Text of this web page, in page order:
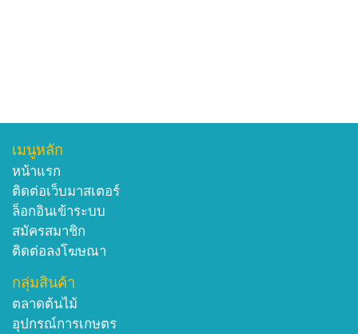
เมนูหลัก
หน้าแรก
ติดต่อเว็บมาสเตอร์
ล็อกอินเข้าระบบ
สมัครสมาชิก
ติดต่อลงโฆษณา
กลุ่มสินค้า
ตลาดต้นไม้
อุปกรณ์การเกษตร